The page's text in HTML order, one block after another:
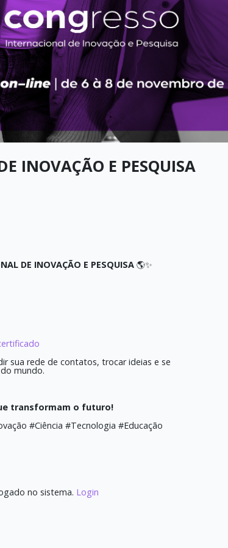
INOVAÇÃO E PESQUISA
DE INOVAÇÃO E PESQUISA 🌎✨
sua rede de contatos, trocar ideias e se
mundo.
transformam o futuro!
#Ciência #Tecnologia #Educação
no sistema. Login